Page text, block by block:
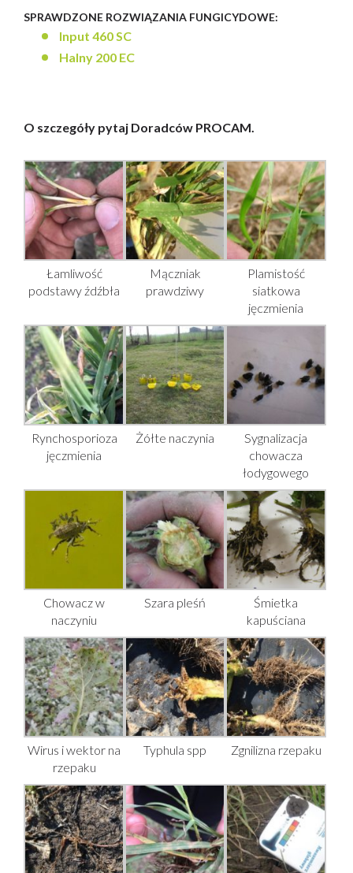
SPRAWDZONE ROZWIĄZANIA FUNGICYDOWE:
Input 460 SC
Halny 200 EC
O szczegóły pytaj Doradców PROCAM.
Łamliwość
podstawy źdźbła
Mączniak
prawdziwy
Plamistość
siatkowa
jęczmienia
Rynchosporioza
jęczmienia
Żółte naczynia
Sygnalizacja
chowacza
łodygowego
Chowacz w
naczyniu
Szara pleśń
Śmietka
kapuściana
Wirus i wektor na
rzepaku
Typhula spp Zgnilizna rzepaku